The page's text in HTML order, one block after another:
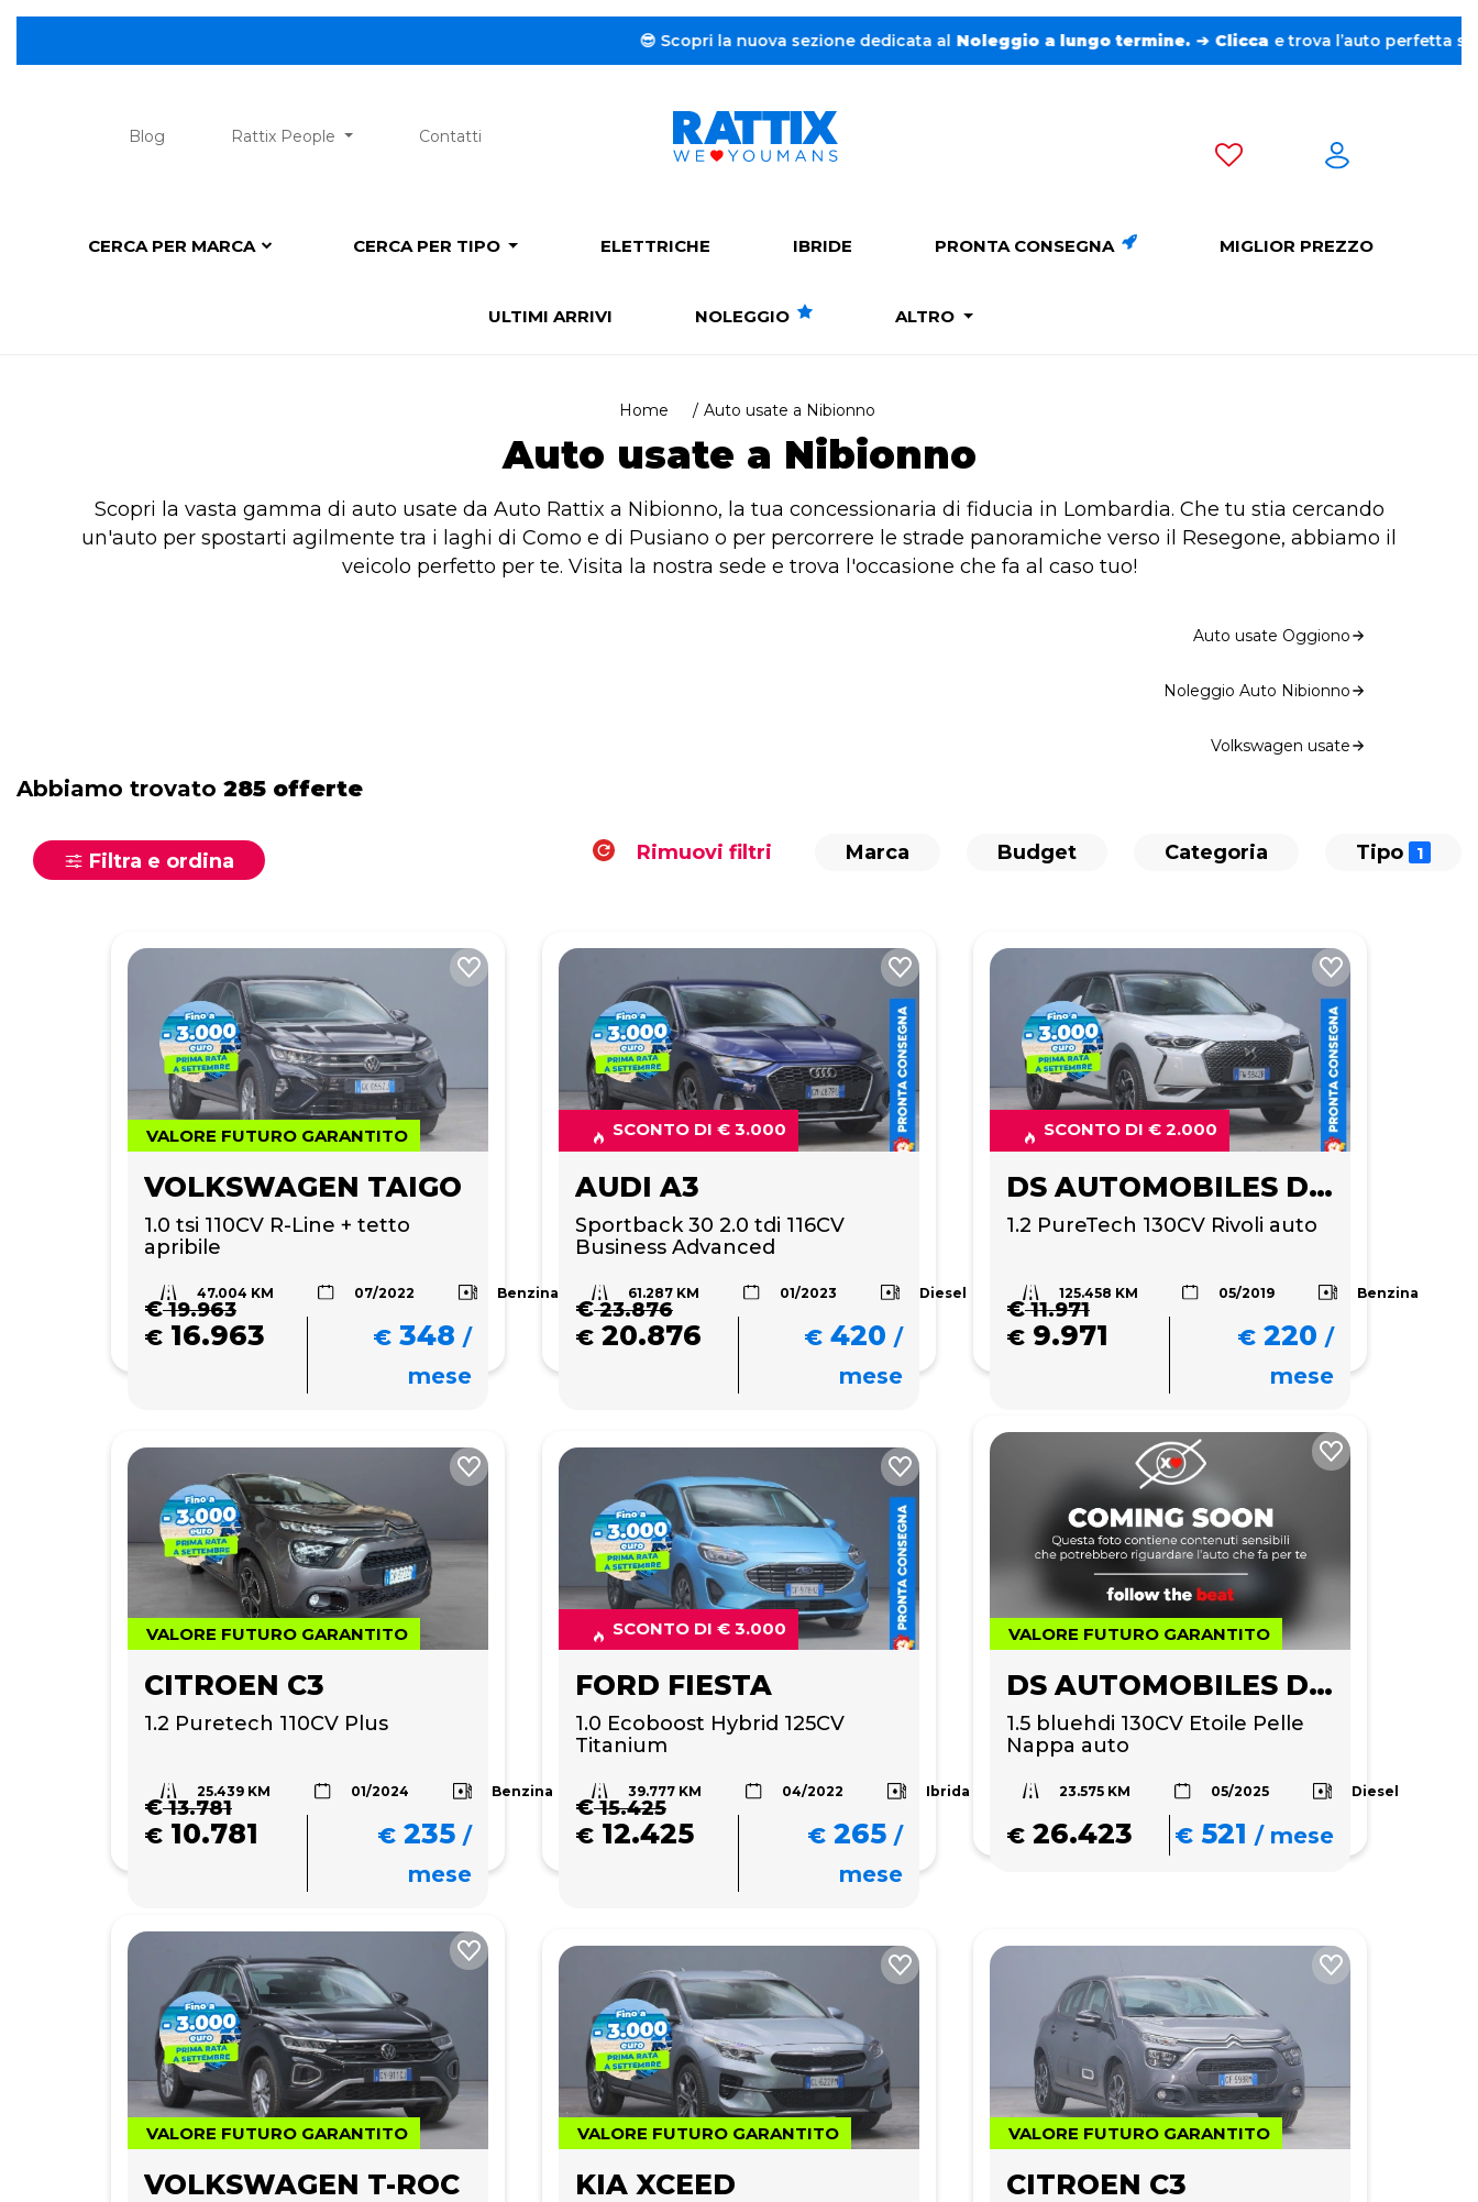
😎 Scopri la nuova sezione dedicata al Noleggio a lungo termine. ➔ Clicca e trova l’auto perfetta senza pensieri. ❤️
Blog Rattix People Contatti
CERCA PER MARCA CERCA PER TIPO ELETTRICHE IBRIDE PRONTA CONSEGNA MIGLIOR PREZZO
ULTIMI ARRIVI NOLEGGIO ALTRO
Home Auto usate a Nibionno
Auto usate a Nibionno
Scopri la vasta gamma di auto usate da Auto Rattix a Nibionno, la tua concessionaria di fiducia in Lombardia. Che tu stia cercando
un'auto per spostarti agilmente tra i laghi di Como e di Pusiano o per percorrere le strade panoramiche verso il Resegone, abbiamo il
veicolo perfetto per te. Visita la nostra sede e trova l'occasione che fa al caso tuo!
Auto usate Oggiono
Noleggio Auto Nibionno
Volkswagen usate
Abbiamo trovato 285 offerte
Filtra e ordina Rimuovi filtri Marca Budget Categoria Tipo
VALORE FUTURO GARANTITO
VOLKSWAGEN TAIGO
1.0 tsi 110CV R-Line + tetto
apribile
47.004 KM 07/2022 Benzina
€19.963
€ 16.963 € 348 /
mese
SCONTO DI € 3.000
AUDI A3
Sportback 30 2.0 tdi 116CV
Business Advanced
61.287 KM 01/2023 Diesel
€23.876
€ 20.876 € 420 /
mese
SCONTO DI € 2.000
DS AUTOMOBILES DS 3 CROSSBACK
1.2 PureTech 130CV Rivoli auto
125.458 KM 05/2019 Benzina
€11.971
€ 9.971 € 220 /
mese
VALORE FUTURO GARANTITO
CITROEN C3
1.2 Puretech 110CV Plus
25.439 KM 01/2024 Benzina
€13.781
€ 10.781 € 235 /
mese
SCONTO DI € 3.000
FORD FIESTA
1.0 Ecoboost Hybrid 125CV
Titanium
39.777 KM 04/2022 Ibrida
€15.425
€ 12.425 € 265 /
mese
VALORE FUTURO GARANTITO
DS AUTOMOBILES DS 4
1.5 bluehdi 130CV Etoile Pelle
Nappa auto
23.575 KM 05/2025 Diesel
€ 26.423 € 521 / mese
VALORE FUTURO GARANTITO
VOLKSWAGEN T-ROC
VALORE FUTURO GARANTITO
KIA XCEED
VALORE FUTURO GARANTITO
CITROEN C3